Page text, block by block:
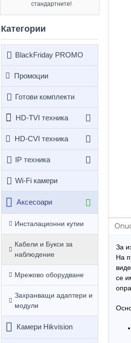
стандартните!
Категории
BlackFriday PROMO
Промоции
Готови комплекти
HD-TVI техника
HD-CVI техника
IP техника
Wi-Fi камери
Аксесоари
Инсталационни кутии
Кабели и Букси за
наблюдение
Мрежово оборудване
Захранващи адаптери и
модули
Камери Hikvision
За
На
се